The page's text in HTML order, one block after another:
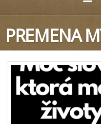
PREMENA